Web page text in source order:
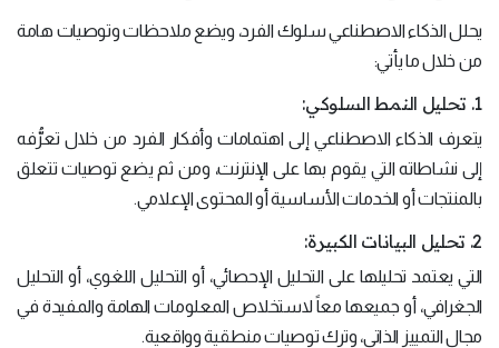
يحلل الذكاء الاصطناعي سلوك الفرد، ويضع ملاحظات وتوصيات هامة
من خلال ما يأتي:
1. تحليل النمط السلوكي:
يتعرف الذكاء الاصطناعي إلى اهتمامات وأفكار الفرد من خلال تعرُّفه
إلى نشاطاته التي يقوم بها على الإنترنت، ومن ثم يضع توصيات تتعلق
بالمنتجات أو الخدمات الأساسية أو المحتوى الإعلامي.
2. تحليل البيانات الكبيرة:
التي يعتمد تحليلها على التحليل الإحصائي، أو التحليل اللغوي، أو التحليل
الجغرافي، أو جميعها معاً لاستخلاص المعلومات الهامة والمفيدة في
مجال التمييز الذاتي، وترك توصيات منطقية وواقعية.